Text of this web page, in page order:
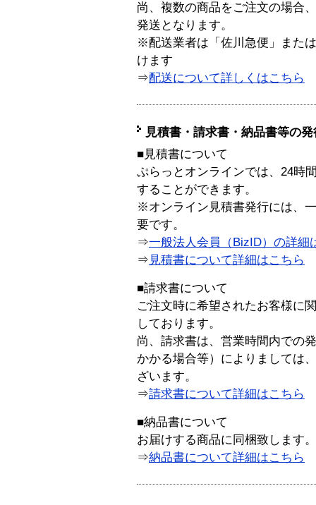
尚、複数の商品をご注文の場合
発送となります。
※配送業者は「佐川急便」また
けます
⇒配送について詳しくはこちら
見積書・請求書・納品書等の
■見積書について
ぷらっとオンラインでは、24時
することができます。
※オンライン見積書発行には、
要です。
⇒一般法人会員（BizID）の詳細
⇒ 見積書について詳細はこちら
■請求書について
ご注文時に希望されたお客様に
しております。
尚、請求書は、営業時間内での
かかる場合等）によりましては
ざいます。
⇒請求書について詳細はこちら
■納品書について
お届けする商品に同梱致します。
⇒納品書について詳細はこちら